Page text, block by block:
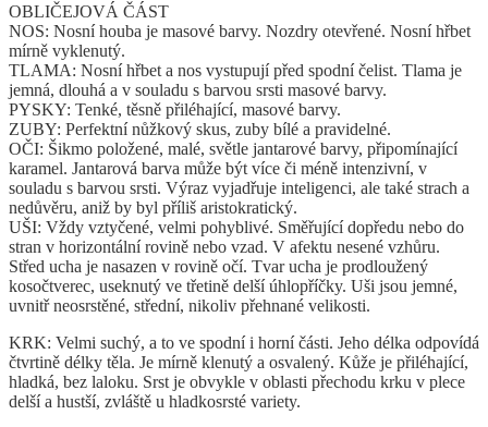
OBLIČEJOVÁ ČÁST
NOS: Nosní houba je masové barvy. Nozdry otevřené. Nosní hřbet
mírně vyklenutý.
TLAMA: Nosní hřbet a nos vystupují před spodní čelist. Tlama je
jemná, dlouhá a v souladu s barvou srsti masové barvy.
PYSKY: Tenké, těsně přiléhající, masové barvy.
ZUBY: Perfektní nůžkový skus, zuby bílé a pravidelné.
OČI: Šikmo položené, malé, světle jantarové barvy, připomínající
karamel. Jantarová barva může být více či méně intenzivní, v
souladu s barvou srsti. Výraz vyjadřuje inteligenci, ale také strach a
nedůvěru, aniž by byl příliš aristokratický.
UŠI: Vždy vztyčené, velmi pohyblivé. Směřující dopředu nebo do
stran v horizontální rovině nebo vzad. V afektu nesené vzhůru.
Střed ucha je nasazen v rovině očí. Tvar ucha je prodloužený
kosočtverec, useknutý ve třetině delší úhlopříčky. Uši jsou jemné,
uvnitř neosrstěné, střední, nikoliv přehnané velikosti.
KRK: Velmi suchý, a to ve spodní i horní části. Jeho délka odpovídá
čtvrtině délky těla. Je mírně klenutý a osvalený. Kůže je přiléhající,
hladká, bez laloku. Srst je obvykle v oblasti přechodu krku v plece
delší a hustší, zvláště u hladkosrsté variety.